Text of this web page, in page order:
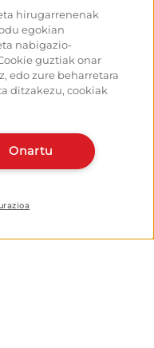
nola iritsi
irten Santiagotik
alta planifikatzailean
aplikazioak
hirugarrenenak
egokian
nabigazio-
guztiak onar
edo zure beharretara
ditzakezu, cookiak
Onartu